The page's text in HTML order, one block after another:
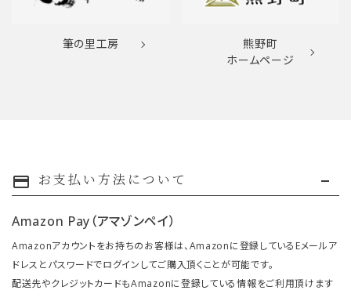
筆の里工房
熊野町
ホームページ
payment お支払い方法について
Amazon Pay（アマゾンペイ）
Amazonアカウントをお持ちのお客様は、Amazonに登録しているEメールア
ドレスとパスワードでログインしてご購入頂くことが可能です。
配送先やクレジットカードもAmazonに登録している情報をご利用頂けます